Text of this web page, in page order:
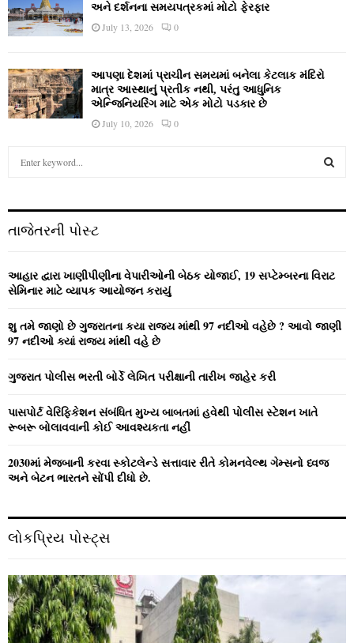
અને દર્શનના સમયપત્રકમાં મોટો ફેરફાર
July 13, 2026 0
આપણા દેશમાં પ્રાચીન સમયમાં બનેલા કેટલાક મંદિરો
માત્ર આસ્થાનું પ્રતીક નથી, પરંતુ આધુનિક
એન્જિનિયરિંગ માટે એક મોટો પડકાર છે
July 10, 2026 0
h
o
r
C
તાજેતરની પોસ્ટ
આહાર દ્વારા ખાણીપીણીના વેપારીઓની બેઠક યોજાઈ, 19 સપ્ટેમ્બરના વિરાટ
સેમિનાર માટે વ્યાપક આયોજન કરાયું
શુ તમે જાણો છે ગુજરાતના કયા રાજ્ય માંથી 97 નદીઓ વહેછે ? આવો જાણી
97 નદીઓ ક્યાં રાજ્ય માંથી વહે છે
ગુજરાત પોલીસ ભરતી બોર્ડે લેખિત પરીક્ષાની તારીખ જાહેર કરી
પાસપોર્ટ વેરિફિકેશન સંબંધિત મુખ્ય બાબતમાં હવેથી પોલીસ સ્ટેશન ખાતે
રૂબરૂ બોલાવવાની કોઈ આવશ્યકતા નહીં
2030માં મેજબાની કરવા સ્કોટલેન્ડે સત્તાવાર રીતે કોમનવેલ્થ ગેમ્સનો ધ્વજ
અને બેટન ભારતને સોંપી દીધો છે.
લોકપ્રિય પોસ્ટ્સ